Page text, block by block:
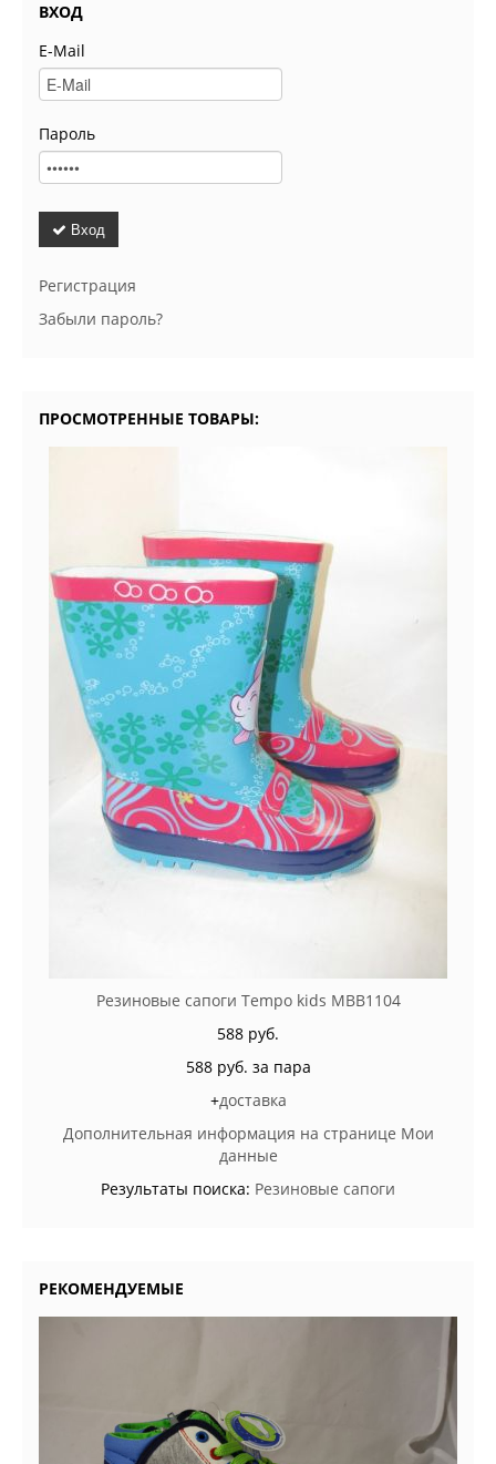
ВХОД
E-Mail
Пароль
Вход
Регистрация
Забыли пароль?
ПРОСМОТРЕННЫЕ ТОВАРЫ:
Резиновые сапоги Tempo kids MBB1104
588 руб.
588 руб. за пара
+доставка
Дополнительная информация на странице Мои
данные
Результаты поиска: Резиновые сапоги
РЕКОМЕНДУЕМЫЕ